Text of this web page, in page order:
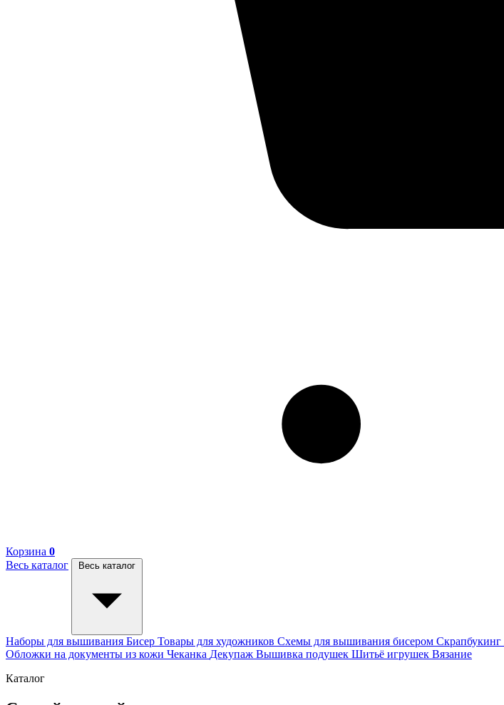
Корзина 0
Весь каталог
Весь каталог
Наборы для вышивания Бисер Товары для художников Схемы для вышивания бисером Скрапбукинг
Обложки на документы из кожи Чеканка Декупаж Вышивка подушек Шитьё игрушек Вязание
Каталог